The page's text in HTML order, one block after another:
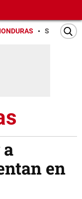
SAN PEDRO
en